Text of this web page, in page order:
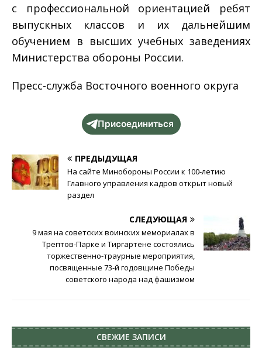
с профессиональной ориентацией ребят
выпускных классов и их дальнейшим
обучением в высших учебных заведениях
Министерства обороны России.
Пресс-служба Восточного военного округа
Присоединиться
ПРЕДЫДУЩАЯ
На сайте Минобороны России к 100-летию
Главного управления кадров открыт новый
раздел
СЛЕДУЮЩАЯ
9 мая на советских воинских мемориалах в
Трептов-Парке и Тиргартене состоялись
торжественно-траурные мероприятия,
посвященные 73-й годовщине Победы
советского народа над фашизмом
СВЕЖИЕ ЗАПИСИ